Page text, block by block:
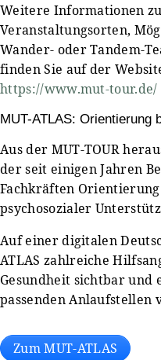
Weitere Informationen
Veranstaltungsorten,
Wander- oder Tandem-
finden Sie auf der
https://www.mut-tour.de/
MUT-ATLAS: Orientierung
Aus der MUT-TOUR
der seit einigen Jahren
Fachkräften
psychosozialer
Auf einer digitalen
ATLAS zahlreiche
Gesundheit sichtbar und
passenden Anlaufstellen
Zum MUT-ATLAS